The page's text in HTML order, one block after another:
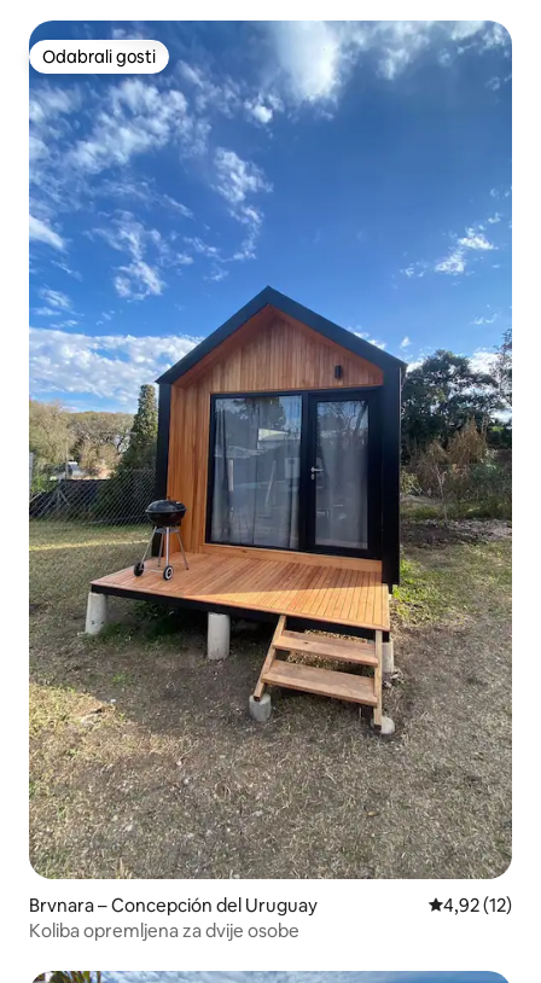
Odabrali gosti
Odabrali gosti
Brvnara – Concepción del Uruguay Prosječna
4,92 (12)
Koliba opremljena za dvije osobe